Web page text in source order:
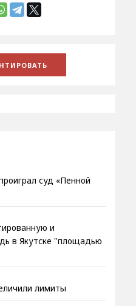
суд «Пенной
и
в Якутске "площадью
лимиты